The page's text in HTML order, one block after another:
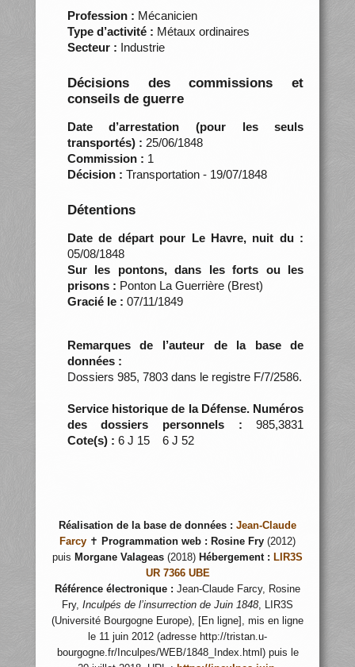
Profession : Mécanicien
Type d’activité : Métaux ordinaires
Secteur : Industrie
Décisions des commissions et
conseils de guerre
Date d’arrestation (pour les seuls
transportés) : 25/06/1848
Commission : 1
Décision : Transportation - 19/07/1848
Détentions
Date de départ pour Le Havre, nuit du :
05/08/1848
Sur les pontons, dans les forts ou les
prisons : Ponton La Guerrière (Brest)
Gracié le : 07/11/1849
Remarques de l’auteur de la base de
données :
Dossiers 985, 7803 dans le registre F/7/2586.
Service historique de la Défense. Numéros
des dossiers personnels :985,3831
Cote(s) : 6 J 15 6 J 52
Réalisation de la base de données : Jean-Claude
Farcy ✝ Programmation web : Rosine Fry (2012)
puis Morgane Valageas (2018) Hébergement : LIR3S
UR 7366 UBE
Référence électronique : Jean-Claude Farcy, Rosine
Fry, Inculpés de l’insurrection de Juin 1848, LIR3S
(Université Bourgogne Europe), [En ligne], mis en ligne
le 11 juin 2012 (adresse http://tristan.u-
bourgogne.fr/Inculpes/WEB/1848_Index.html) puis le